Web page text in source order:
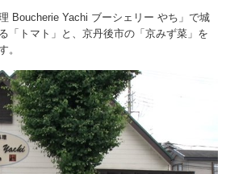
Boucherie Yachi ブーシェリー やち」で城
「トマト」と、京丹後市の「京みず菜」を
。